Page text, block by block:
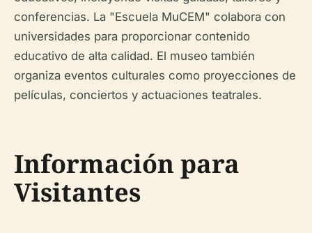
conferencias. La "Escuela MuCEM" colabora con
universidades para proporcionar contenido
educativo de alta calidad. El museo también
organiza eventos culturales como proyecciones de
películas, conciertos y actuaciones teatrales.
Información para
Visitantes